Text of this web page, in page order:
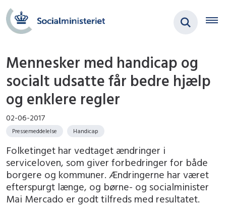
Mennesker med handicap og
socialt udsatte får bedre hjælp
og enklere regler
02-06-2017
Pressemeddelelse Handicap
Folketinget har vedtaget ændringer i
serviceloven, som giver forbedringer for både
borgere og kommuner. Ændringerne har været
efterspurgt længe, og børne- og socialminister
Mai Mercado er godt tilfreds med resultatet.